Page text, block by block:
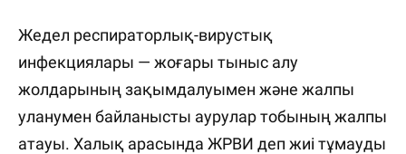
Жедел респираторлық-вирустық
инфекциялары — жоғары тыныс алу
жолдарының зақымдалуымен және жалпы
уланумен байланысты аурулар тобының жалпы
атауы. Халық арасында ЖРВИ деп жиі тұмауды